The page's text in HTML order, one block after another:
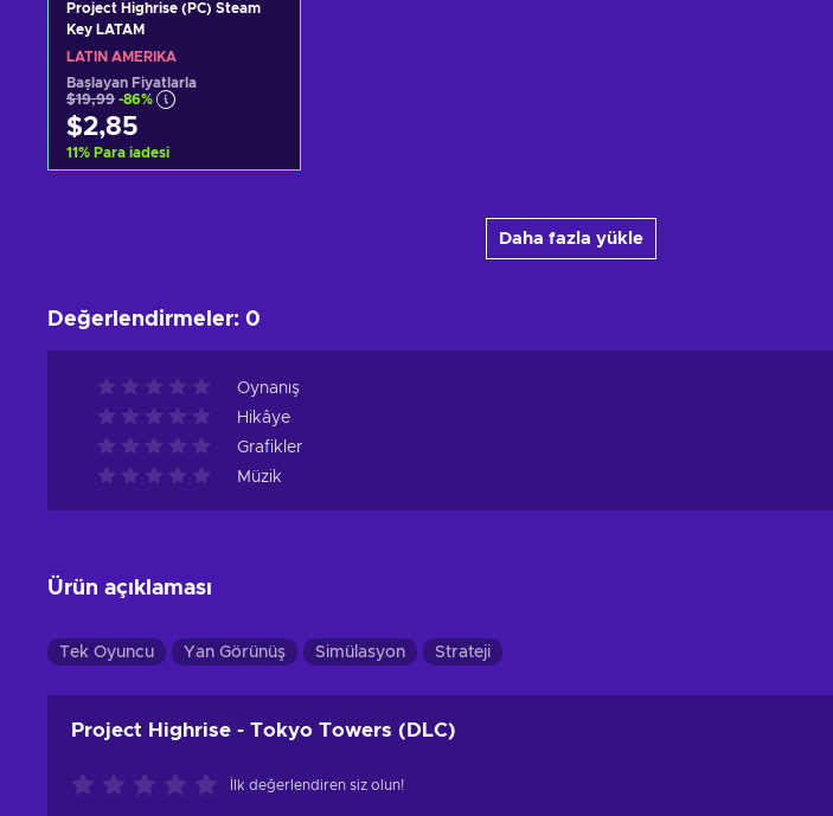
Project Highrise (PC) Steam
Key LATAM
LATIN AMERIKA
Başlayan Fiyatlarla
$19,99 -86%
$2,85
11% Para iadesi
Daha fazla yükle
Değerlendirmeler: 0
Oynanış
Hikâye
Grafikler
Müzik
Ürün açıklaması
Tek Oyuncu Yan Görünüş Simülasyon Strateji
Project Highrise - Tokyo Towers (DLC)
İlk değerlendiren siz olun!